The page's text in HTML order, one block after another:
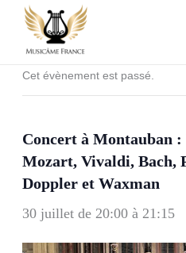
contenu
Cet évènement est passé.
Concert à Montauban :
Mozart, Vivaldi, Bach,
Doppler et Waxman
30 juillet de 20:00à 21:15